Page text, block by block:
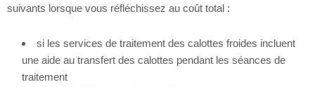
suivants lorsque vous réfléchissez au coût total :
si les services de traitement des calottes froides incluent
une aide au transfert des calottes pendant les séances de
traitement